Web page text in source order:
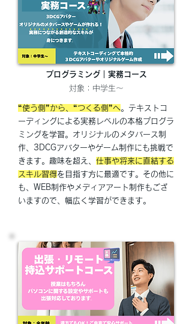
プログラミング｜実務コース
対象：中学生～
“使う側”から、“つくる側”へ。テキストコ
ーディングによる実務レベルの本格プログラ
ミングを学習。オリジナルのメタバース制
作、3DCGアバターやゲーム制作にも挑戦で
きます。趣味を超え、 仕事や将来に直結する
スキル習得を目指す方に最適です。その他に
も、WEB制作やメディアアート制作もござ
いますので、幅広く学習ができます。